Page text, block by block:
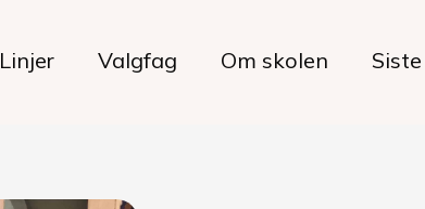
Linjer Valgfag Om skolen